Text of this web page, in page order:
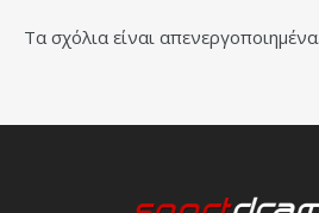
Τα σχόλια είναι απενεργοποιημένα.